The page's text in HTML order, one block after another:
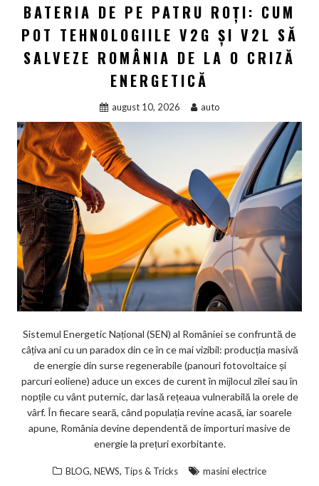
BATERIA DE PE PATRU ROȚI: CUM
POT TEHNOLOGIILE V2G ȘI V2L SĂ
SALVEZE ROMÂNIA DE LA O CRIZĂ
ENERGETICĂ
august 10, 2026 auto
Sistemul Energetic Național (SEN) al României se confruntă de
câțiva ani cu un paradox din ce în ce mai vizibil: producția masivă
de energie din surse regenerabile (panouri fotovoltaice și
parcuri eoliene) aduce un exces de curent în mijlocul zilei sau în
nopțile cu vânt puternic, dar lasă rețeaua vulnerabilă la orele de
vârf. În fiecare seară, când populația revine acasă, iar soarele
apune, România devine dependentă de importuri masive de
energie la prețuri exorbitante.
BLOG, NEWS, Tips & Tricks masini electrice